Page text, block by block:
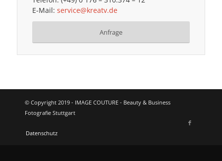
E-Mail: service@kreatv.de
Anfrage
© Copyright 2019 - IMAGE COUTURE - Beauty & Business
Fotografie Stuttgart
Datenschutz